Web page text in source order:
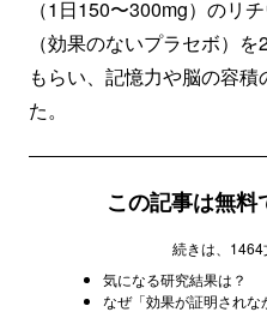
（1日150〜300mg）のリ
（効果のないプラセボ）
もらい、記憶力や脳の容
た。
この記事は無
続きは、1464
気になる研究結果は？
なぜ「効果が証明され